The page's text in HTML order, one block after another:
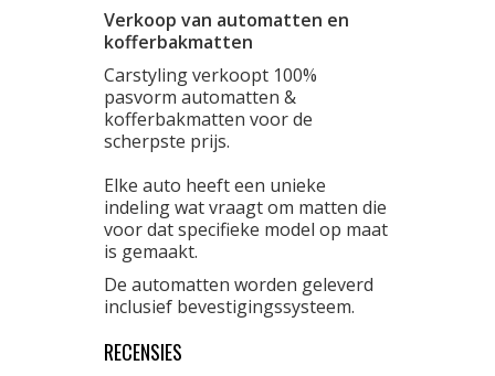
Verkoop van automatten en
kofferbakmatten
Carstyling verkoopt 100%
pasvorm automatten &
kofferbakmatten voor de
scherpste prijs.
Elke auto heeft een unieke
indeling wat vraagt om matten die
voor dat specifieke model op maat
is gemaakt.
De automatten worden geleverd
inclusief bevestigingssysteem.
RECENSIES